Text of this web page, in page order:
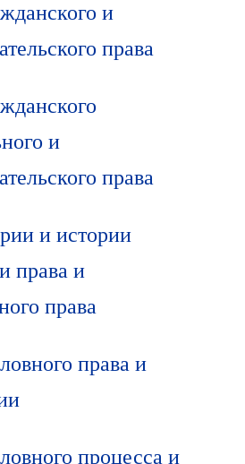
и
права
и
права
и истории
права и
права
права и
процесса и